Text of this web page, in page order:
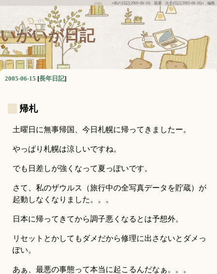
«前の日記(2005-06-10) 最新 次の日記(2005-06-16)» 編集
いがいが日記
2005-06-15 [長年日記]
帰札
土曜日に無事帰国、今日札幌に帰ってきましたー。
やっぱり札幌は涼しいですね。
でも日差しが強くなって夏っぽいです。
さて、私のザウルス（旅行中の全写真データを貯蔵）が
起動しなくなりました。。。
日本に帰ってきてから調子悪くなるとは予想外。
リセットとかしてもダメだから修理に出さないとダメっ
ぽい。
あぁ、最悪の事態って本当に起こるんだなぁ。。。